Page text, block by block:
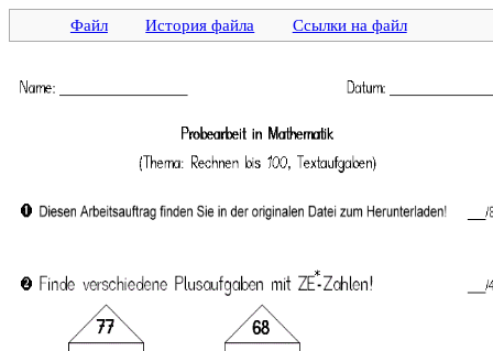
Файл История файла Ссылки на файл